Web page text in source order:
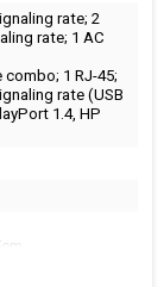
rate; 2
rate; 1 AC
1 RJ-45;
rate (USB
1.4, HP